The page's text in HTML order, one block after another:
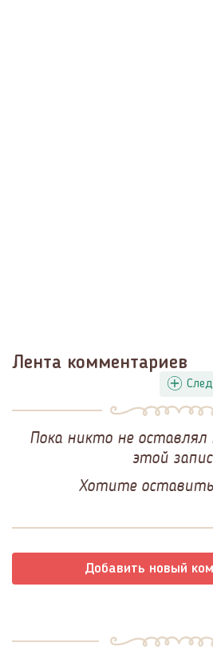
Лента комментариев
Пока никто не
этой
Хотите
Добавить новый